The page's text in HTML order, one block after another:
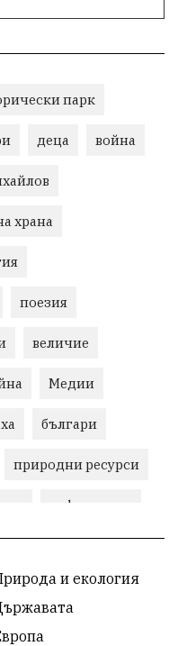
парк
деца война
храна
поезия
величие
Медии
българи
природни ресурси
референдум
празник
и екология